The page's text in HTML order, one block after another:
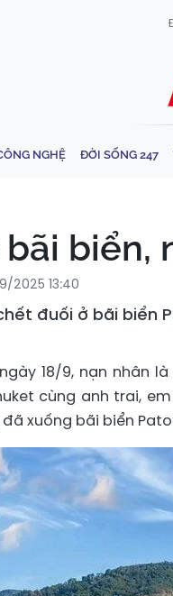
NGHỆ ĐỜI SỐNG 247
biển,
2025 13:40
đuối ở bãi biển
ngày 18/9, nạn nhân
cùng anh trai,
xuống bãi biển